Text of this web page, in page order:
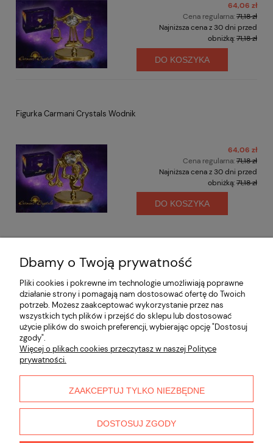
64,06 zł
Cena regularna:71,18 zł
Najniższa cena z 30 dni przed
obniżką:71,18 zł
DO KOSZYKA
Figurka Carmani Crystals Wodnik
64,06 zł
Cena regularna:71,18 zł
Najniższa cena z 30 dni przed
obniżką:71,18 zł
DO KOSZYKA
Opinie o produkcie (0)
Informacje
Płatności i dostawa
O nas
Dbamy o Twoją prywatność
Pliki cookies i pokrewne im technologie umożliwiają poprawne
działanie strony i pomagają nam dostosować ofertę do Twoich
potrzeb. Możesz zaakceptować wykorzystanie przez nas
wszystkich tych plików i przejść do sklepu lub dostosować
użycie plików do swoich preferencji, wybierając opcję "Dostosuj
zgody".
Więcej o plikach cookies przeczytasz w naszej Polityce
prywatności.
ZAAKCEPTUJ TYLKO NIEZBĘDNE
DOSTOSUJ ZGODY